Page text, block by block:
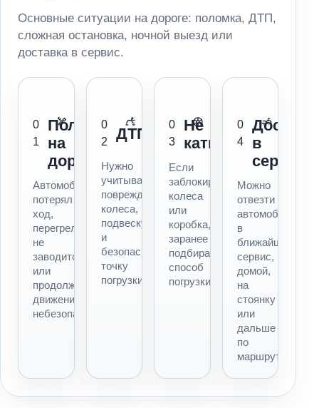
Основные ситуации на дороге: поломка, ДТП,
сложная остановка, ночной выезд или
доставка в сервис.
0
1
Поломка
на
дороге
Автомобиль
потерял
ход,
перегрелся,
не
заводится
или
продолжать
движение
небезопасно.
0
2
ДТП
Нужно
учитывать
повреждения,
колеса,
подвеску
и
безопасную
точку
погрузки.
0
3
Не
катится
Если
заблокированы
колеса
или
коробка,
заранее
подбираем
способ
погрузки.
0
4
в
сервис
Можно
отвезти
автомобиль
в
ближайший
сервис,
домой,
на
стоянку
или
дальше
по
маршруту.